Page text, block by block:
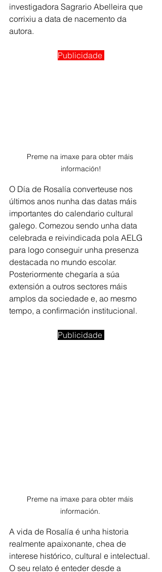
investigadora Sagrario Abelleira que
corrixiu a data de nacemento da
autora.
Publicidade
Preme na imaxe para obter máis
información!
O Día de Rosalía converteuse nos
últimos anos nunha das datas máis
importantes do calendario cultural
galego. Comezou sendo unha data
celebrada e reivindicada pola AELG
para logo conseguir unha presenza
destacada no mundo escolar.
Posteriormente chegaría a súa
extensión a outros sectores máis
amplos da sociedade e, ao mesmo
tempo, a confirmación institucional.
Publicidade
Preme na imaxe para obter máis
información.
A vida de Rosalía é unha historia
realmente apaixonante, chea de
interese histórico, cultural e intelectual.
O seu relato é enteder desde a